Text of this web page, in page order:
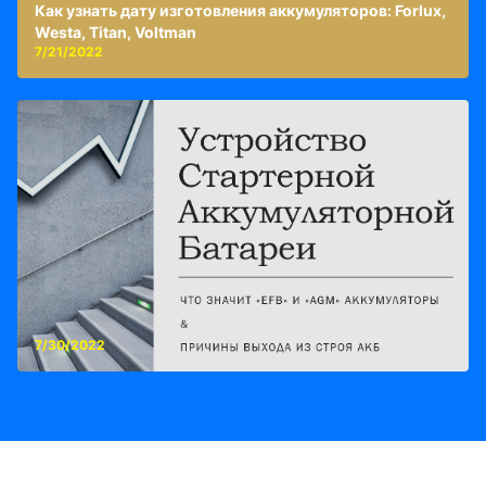
Как узнать дату изготовления аккумуляторов: Forlux,
Westa, Titan, Voltman
7/21/2022
7/30/2022